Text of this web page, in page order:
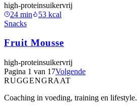
high-proteinsuikervrij
24 min 53 kcal
Snacks
Fruit Mousse
high-proteinsuikervrij
Pagina 1 van 17Volgende
RUGGENGRAAT
Coaching in voeding, training en lifestyle.